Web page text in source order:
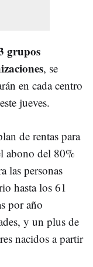
grupos
, se
en cada centro
jueves.
de rentas para
abono del 80%
las personas
hasta los 61
por año
y un plus de
nacidos a partir